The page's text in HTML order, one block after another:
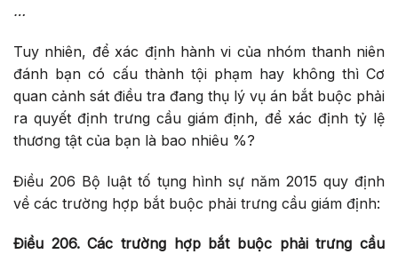
…
Tuy nhiên, để xác định hành vi của nhóm thanh niên
đánh bạn có cấu thành tội phạm hay không thì Cơ
quan cảnh sát điều tra đang thụ lý vụ án bắt buộc phải
ra quyết định trưng cầu giám định, để xác định tỷ lệ
thương tật của bạn là bao nhiêu %?
Điều 206 Bộ luật tố tụng hình sự năm 2015 quy định
về các trường hợp bắt buộc phải trưng cầu giám định:
Điều 206. Các trường hợp bắt buộc phải trưng cầu